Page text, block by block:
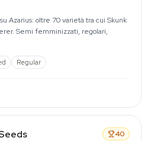
Azarius: oltre 70 varietà tra cui Skunk
Semi femminizzati, regolari,
Regular
40